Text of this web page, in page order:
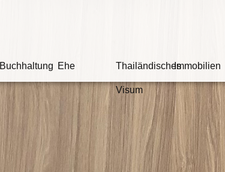
Buchhaltung Ehe Thailändisches
Visum
Immobilien